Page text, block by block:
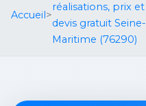
Accueil >
réalisations, prix et
devis gratuit Seine-
Maritime (76290)